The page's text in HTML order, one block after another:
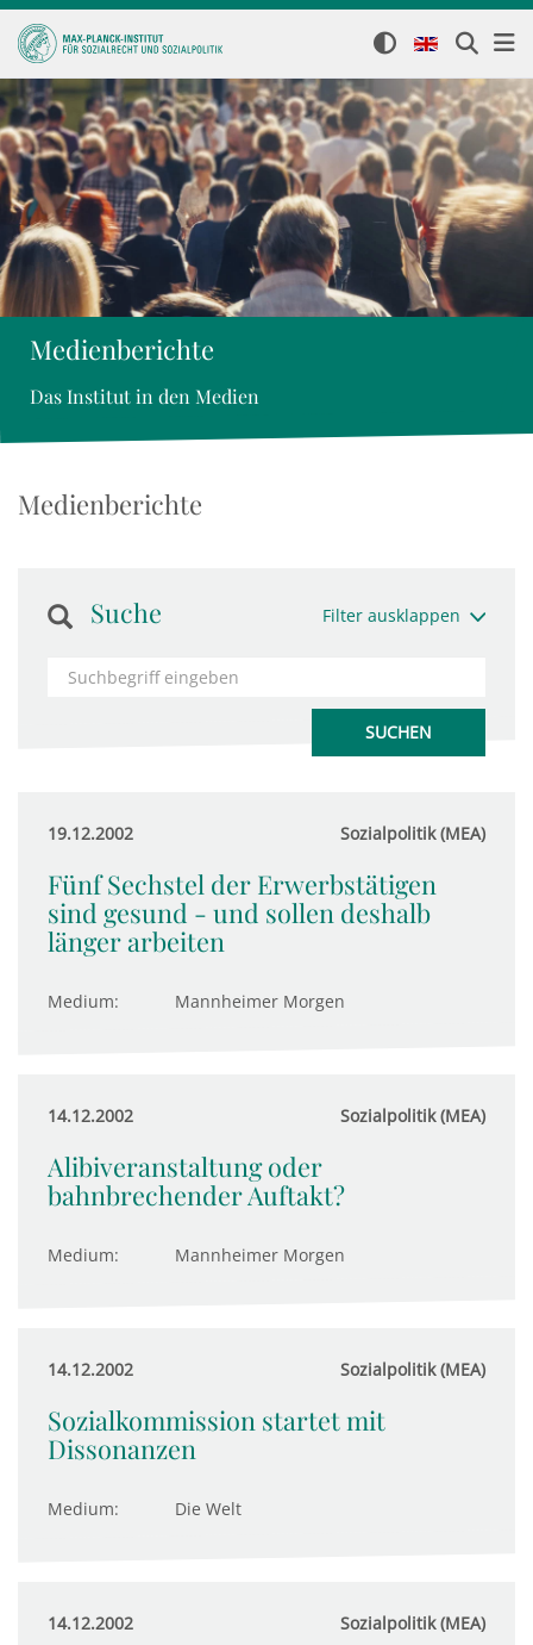
Medienberichte
Das Institut in den Medien
Medienberichte
Suche Filter ausklappen
19.12.2002 Sozialpolitik (MEA)
Fünf Sechstel der Erwerbstätigen
sind gesund - und sollen deshalb
länger arbeiten
Medium: Mannheimer Morgen
14.12.2002 Sozialpolitik (MEA)
Alibiveranstaltung oder
bahnbrechender Auftakt?
Medium: Mannheimer Morgen
14.12.2002 Sozialpolitik (MEA)
Sozialkommission startet mit
Dissonanzen
Medium: Die Welt
14.12.2002 Sozialpolitik (MEA)